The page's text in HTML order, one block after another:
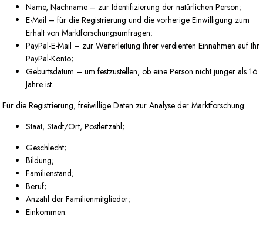
Name, Nachname – zur Identifizierung der natürlichen Person;
E-Mail – für die Registrierung und die vorherige Einwilligung zum
Erhalt von Marktforschungsumfragen;
PayPal-E-Mail – zur Weiterleitung Ihrer verdienten Einnahmen auf Ihr
PayPal-Konto;
Geburtsdatum – um festzustellen, ob eine Person nicht jünger als 16
Jahre ist.
Für die Registrierung, freiwillige Daten zur Analyse der Marktforschung:
Staat, Stadt/Ort, Postleitzahl;
Geschlecht;
Bildung;
Familienstand;
Beruf;
Anzahl der Familienmitglieder;
Einkommen.